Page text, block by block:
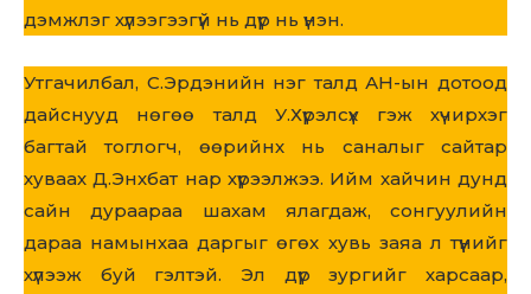
дэмжлэг хүлээгээгүй нь дүр нь үнэн.
Утгачилбал, С.Эрдэнийн нэг талд АН-ын дотоод
дайснууд нөгөө талд У.Хүрэлсүх гэж хүчирхэг
багтай тоглогч, өөрийнх нь саналыг сайтар
хуваах Д.Энхбат нар хүрээлжээ. Ийм хайчин дунд
сайн дураараа шахам ялагдаж, сонгуулийн
дараа намынхаа даргыг өгөх хувь заяа л түүнийг
хүлээж буй гэлтэй. Эл дүр зургийг харсаар,